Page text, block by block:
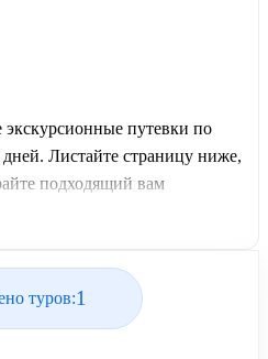
экскурсионные путевки по
Листайте страницу ниже,
подходящий вам
туров:1